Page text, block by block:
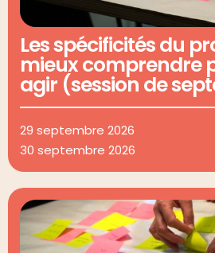
Les spécificités du
mieux comprendre
agir (session de
29 septembre 2026
30 septembre 2026